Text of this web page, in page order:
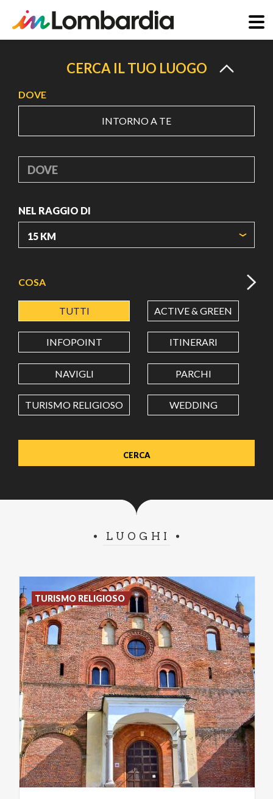
principale
CERCA IL TUO LUOGO
DOVE
INTORNO A TE
DOVE
NEL RAGGIO DI
LATITUDINE
LONGITUDINE
Value in decimal degrees. Use dot (.) as decimal separator.
COSA
TUTTI ACTIVE & GREEN
INFOPOINT ITINERARI
NAVIGLI PARCHI
TURISMO RELIGIOSO WEDDING
LUOGHI
TURISMO RELIGIOSO